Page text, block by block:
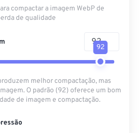
compactar a imagem WebP de
de qualidade
92
melhor compactação, mas
O padrão (92) oferece um bom
de imagem e compactação.